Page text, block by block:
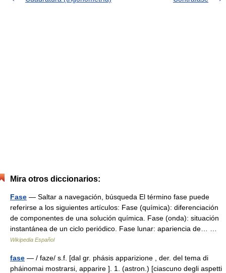
Mira otros diccionarios:
Fase — Saltar a navegación, búsqueda El término fase puede
referirse a los siguientes artículos: Fase (química): diferenciación
de componentes de una solución química. Fase (onda): situación
instantánea de un ciclo periódico. Fase lunar: apariencia de… …
Wikipedia Español
fase — / faze/ s.f. [dal gr. phásis apparizione , der. del tema di
pháinomai mostrarsi, apparire ]. 1. (astron.) [ciascuno degli aspetti